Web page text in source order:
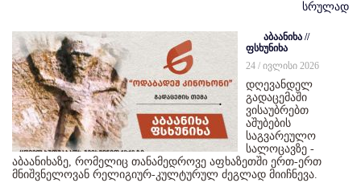
სრულად
აბაანიხა //
ფსხუნიხა
24 / ივლისი 2026
დღევანდელ
გადაცემაში
ვისაუბრებთ
აშუბების
საგვარეულო
სალოცავზე -
აბაანიხაზე, რომელიც თანამედროვე აფხაზეთში ერთ-ერთ
მნიშვნელოვან რელიგიურ-კულტურულ ძეგლად მიიჩნევა.